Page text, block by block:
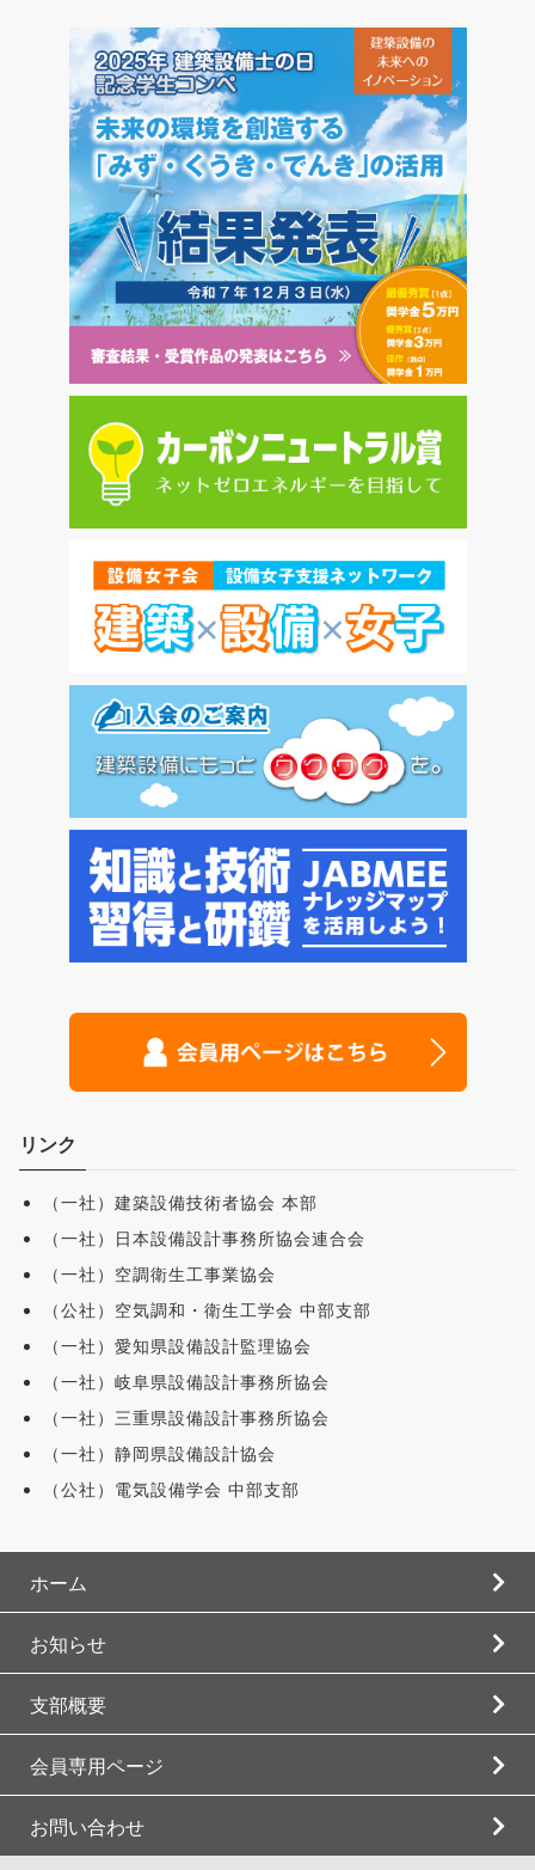
リンク
（一社）建築設備技術者協会 本部
（一社）日本設備設計事務所協会連合会
（一社）空調衛生工事業協会
（公社）空気調和・衛生工学会 中部支部
（一社）愛知県設備設計監理協会
（一社）岐阜県設備設計事務所協会
（一社）三重県設備設計事務所協会
（一社）静岡県設備設計協会
（公社）電気設備学会 中部支部
ホーム
お知らせ
支部概要
会員専用ページ
お問い合わせ